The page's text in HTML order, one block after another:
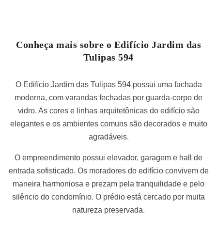
Conheça mais sobre o Edifício Jardim das
Tulipas 594
O Edifício Jardim das Tulipas 594 possui uma fachada
moderna, com varandas fechadas por guarda-corpo de
vidro. As cores e linhas arquitetônicas do edifício são
elegantes e os ambientes comuns são decorados e muito
agradáveis.
O empreendimento possui elevador, garagem e hall de
entrada sofisticado. Os moradores do edifício convivem de
maneira harmoniosa e prezam pela tranquilidade e pelo
silêncio do condomínio. O prédio está cercado por muita
natureza preservada.